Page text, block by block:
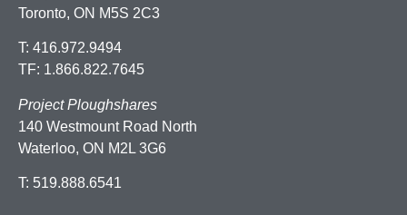
Toronto, ON M5S 2C3
T: 416.972.9494
TF: 1.866.822.7645
Project Ploughshares
140 Westmount Road North
Waterloo, ON M2L 3G6
T: 519.888.6541